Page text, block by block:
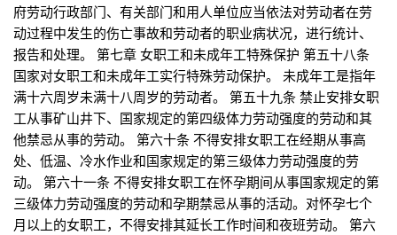
府劳动行政部门、有关部门和用人单位应当依法对劳动者在劳
动过程中发生的伤亡事故和劳动者的职业病状况，进行统计、
报告和处理。 第七章 女职工和未成年工特殊保护 第五十八条
国家对女职工和未成年工实行特殊劳动保护。 未成年工是指年
满十六周岁未满十八周岁的劳动者。 第五十九条 禁止安排女职
工从事矿山井下、国家规定的第四级体力劳动强度的劳动和其
他禁忌从事的劳动。 第六十条 不得安排女职工在经期从事高
处、低温、冷水作业和国家规定的第三级体力劳动强度的劳
动。 第六十一条 不得安排女职工在怀孕期间从事国家规定的第
三级体力劳动强度的劳动和孕期禁忌从事的活动。对怀孕七个
月以上的女职工，不得安排其延长工作时间和夜班劳动。 第六